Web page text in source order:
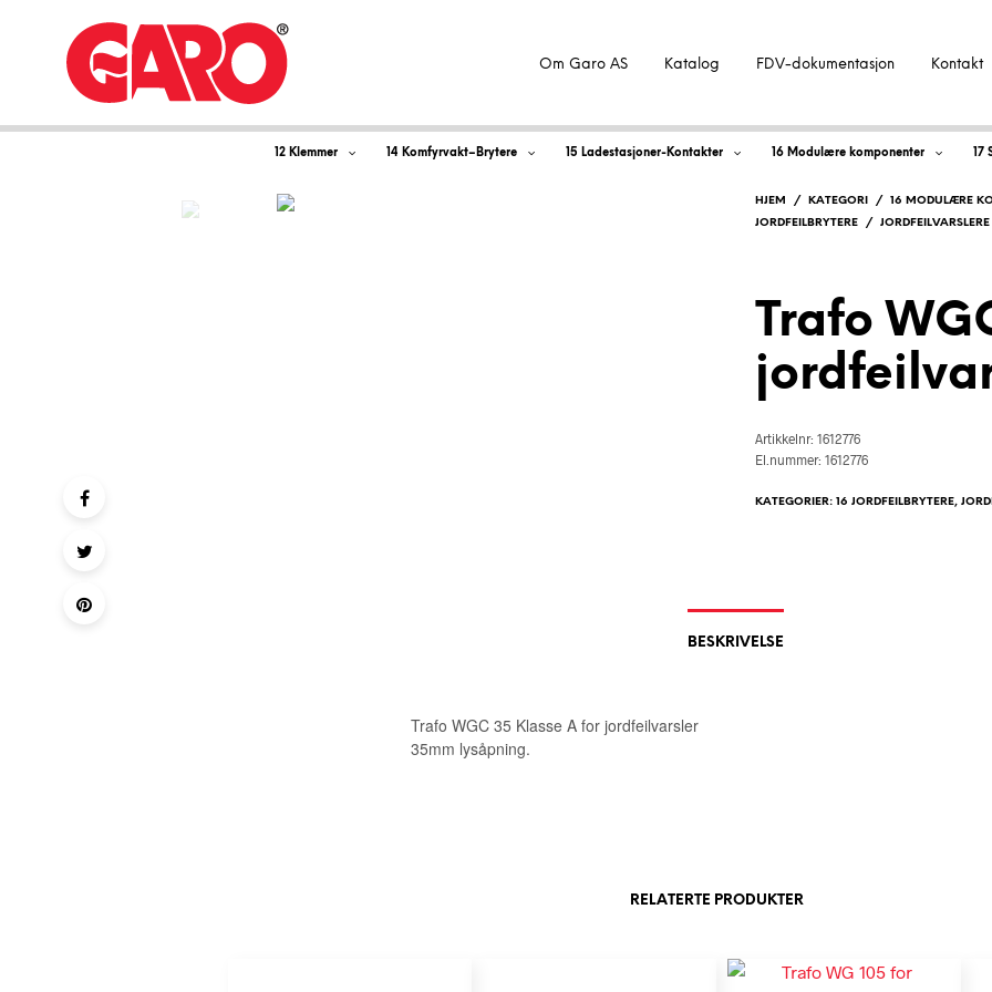
12 Klemmer 14 Komfyrvakt–Brytere 15 Ladestasjoner-Kontakter 16 Modulære komponenter
Om Garo AS Katalog FDV-dokumentasjon Kontakt
HJEM / KATEGORI / 16 MODULÆRE
JORDFEILBRYTERE
/ JORDFEILVARSLERE
Trafo
Artikkelnr: 1612776
El.nummer: 1612776
KATEGORIER: 16 JORDFEILBRYTERE,
BESKRIVELSE
Trafo WGC 35 Klasse A for jordfeilvarsler
35mm lysåpning.
RELATERTE PRODUKTER